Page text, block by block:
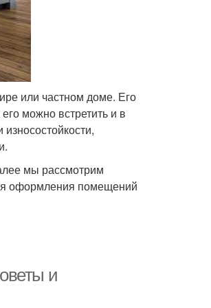
или частном доме. Его
можно встретить и в
мы рассмотрим
оформления помещений
и